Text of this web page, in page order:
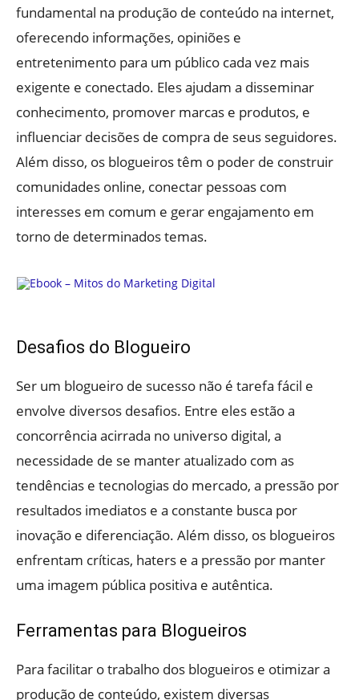
fundamental na produção de conteúdo na internet,
oferecendo informações, opiniões e
entretenimento para um público cada vez mais
exigente e conectado. Eles ajudam a disseminar
conhecimento, promover marcas e produtos, e
influenciar decisões de compra de seus seguidores.
Além disso, os blogueiros têm o poder de construir
comunidades online, conectar pessoas com
interesses em comum e gerar engajamento em
torno de determinados temas.
Desafios do Blogueiro
Ser um blogueiro de sucesso não é tarefa fácil e
envolve diversos desafios. Entre eles estão a
concorrência acirrada no universo digital, a
necessidade de se manter atualizado com as
tendências e tecnologias do mercado, a pressão por
resultados imediatos e a constante busca por
inovação e diferenciação. Além disso, os blogueiros
enfrentam críticas, haters e a pressão por manter
uma imagem pública positiva e autêntica.
Ferramentas para Blogueiros
Para facilitar o trabalho dos blogueiros e otimizar a
produção de conteúdo, existem diversas